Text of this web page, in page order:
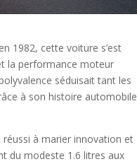
1982, cette voiture s’est
la performance moteur
séduisait tant les
à son histoire automobile
réussi à marier innovation et
du modeste 1.6 litres aux